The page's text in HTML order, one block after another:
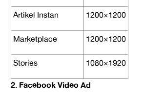
Artikel Instan 1200×1200
Marketplace 1200×1200
Stories 1080×1920
2. Facebook Video Ad